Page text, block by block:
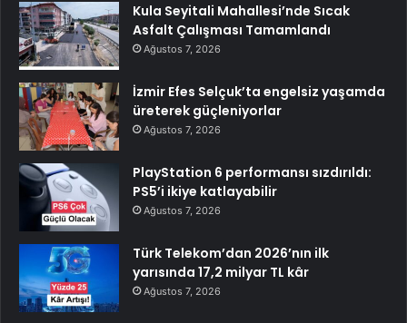
Kula Seyitali Mahallesi’nde Sıcak
Asfalt Çalışması Tamamlandı
Ağustos 7, 2026
İzmir Efes Selçuk’ta engelsiz yaşamda
üreterek güçleniyorlar
Ağustos 7, 2026
PlayStation 6 performansı sızdırıldı:
PS5’i ikiye katlayabilir
Ağustos 7, 2026
Türk Telekom’dan 2026’nın ilk
yarısında 17,2 milyar TL kâr
Ağustos 7, 2026